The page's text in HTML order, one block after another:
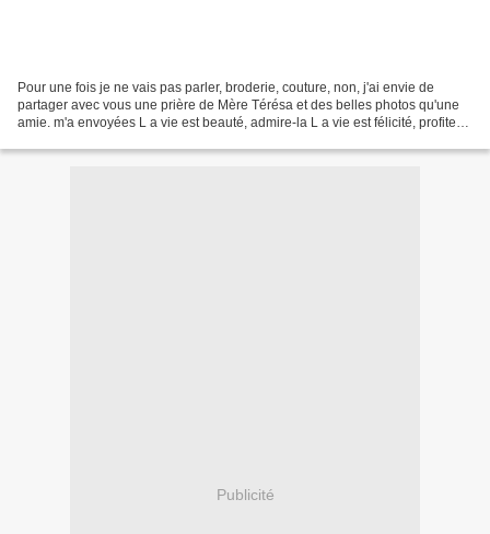
Pour une fois je ne vais pas parler, broderie, couture, non, j'ai envie de
partager avec vous une prière de Mère Térésa et des belles photos qu'une
amie. m'a envoyées L a vie est beauté, admire-la L a vie est félicité, profites-
Publicité